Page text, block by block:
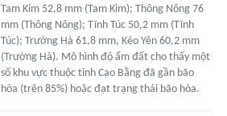
Tam Kim 52,8 mm (Tam Kim); Thông Nông 76
mm (Thông Nông); Tĩnh Túc 50,2 mm (Tĩnh
Túc); Trường Hà 61,8 mm, Kéo Yên 60,2 mm
(Trường Hà). Mô hình độ ẩm đất cho thấy một
số khu vực thuộc tỉnh Cao Bằng đã gần bão
hòa (trên 85%) hoặc đạt trạng thái bão hòa.